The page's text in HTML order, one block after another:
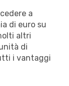
a
di euro su
altri
di
i vantaggi